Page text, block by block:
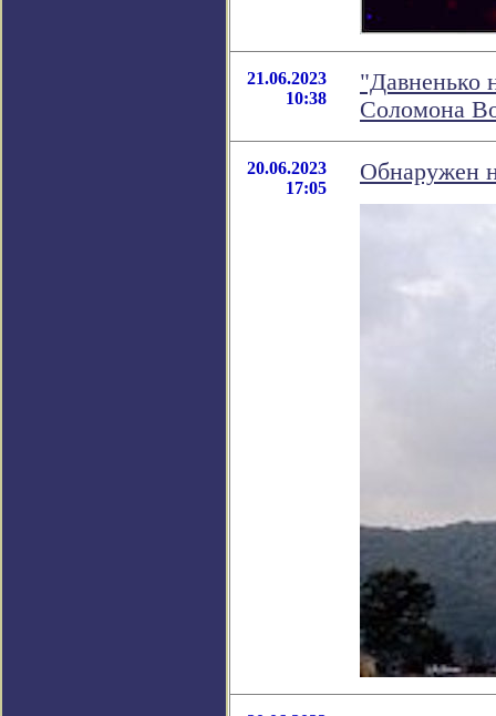
21.06.2023
10:38
"Давненько
Соломона
20.06.2023
17:05
Обнаружен